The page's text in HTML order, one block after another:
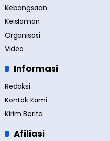
Kebangsaan
Keislaman
Organisasi
Video
Informasi
Redaksi
Kontak Kami
Kirim Berita
Afiliasi